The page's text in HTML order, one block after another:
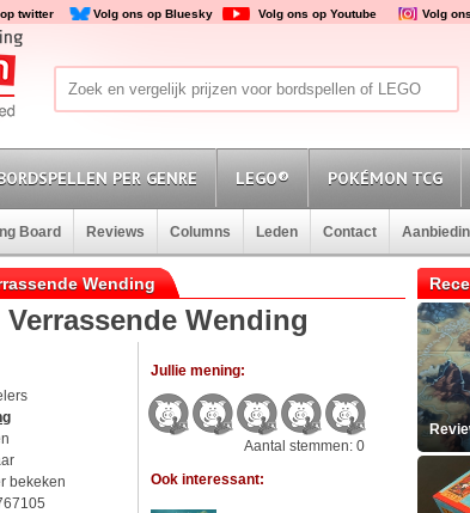
twitter Volg ons op Bluesky Volg ons op Youtube Volg
PER GENRE LEGO® POKÉMON TCG
Board Reviews Columns Leden Contact
Wending
Wending
bekeken
Jullie mening:
Aantal stemmen: 0
Ook interessant: